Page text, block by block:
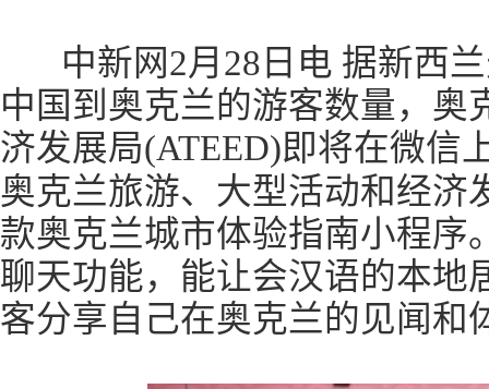
中新网2月28日电 据新西兰
中国到奥克兰的游客数量，奥
济发展局(ATEED)即将在微信
奥克兰旅游、大型活动和经济
款奥克兰城市体验指南小程序
聊天功能，能让会汉语的本地
客分享自己在奥克兰的见闻和